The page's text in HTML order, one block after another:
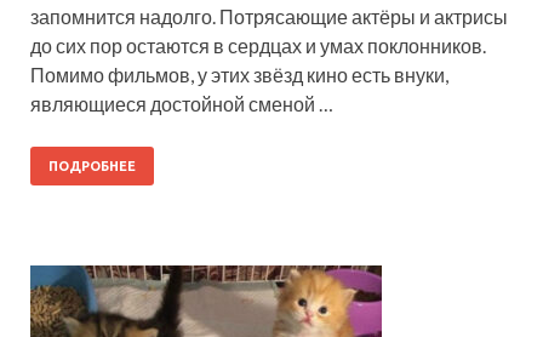
запомнится надолго. Потрясающие актёры и актрисы
до сих пор остаются в сердцах и умах поклонников.
Помимо фильмов, у этих звёзд кино есть внуки,
являющиеся достойной сменой …
ПОДРОБНЕЕ